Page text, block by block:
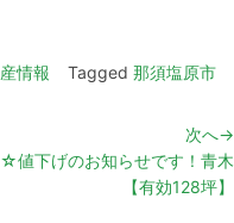
情報 Tagged 那須塩原市
次へ→
☆値下げのお知らせです！青木
【有効128坪】